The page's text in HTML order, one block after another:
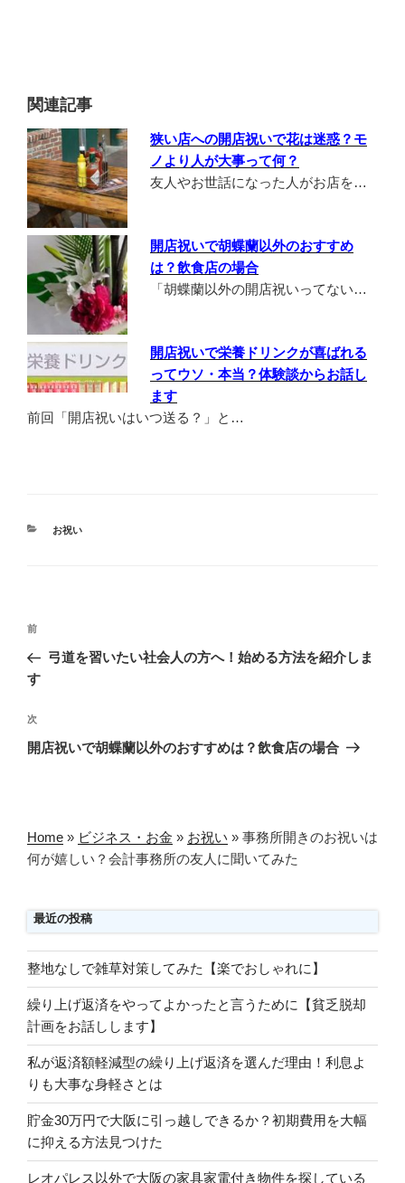
関連記事
狭い店への開店祝いで花は迷惑？モ
ノより人が大事って何？
友人やお世話になった人がお店を…
開店祝いで胡蝶蘭以外のおすすめ
は？飲食店の場合
「胡蝶蘭以外の開店祝いってない…
開店祝いで栄養ドリンクが喜ばれる
ってウソ・本当？体験談からお話し
ます
前回「開店祝いはいつ送る？」と…
カ
お祝い
投
ナ
ゲ
ー
前
の
投
前
弓道を習いたい社会人の方へ！始める方法を紹介しま
す
次
の
次
開店祝いで胡蝶蘭以外のおすすめは？飲食店の場合
Home » ビジネス・お金 » お祝い » 事務所開きのお祝いは
何が嬉しい？会計事務所の友人に聞いてみた
最近の投稿
整地なしで雑草対策してみた【楽でおしゃれに】
繰り上げ返済をやってよかったと言うために【貧乏脱却
計画をお話しします】
私が返済額軽減型の繰り上げ返済を選んだ理由！利息よ
りも大事な身軽さとは
貯金30万円で大阪に引っ越しできるか？初期費用を大幅
に抑える方法見つけた
レオパレス以外で大阪の家具家電付き物件を探している